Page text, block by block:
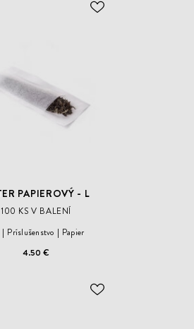
ODOBER
PAPIEROVÝ - L
100 KS V BALENÍ
Príslušenstvo
Papier
4.50 €
ODOBER